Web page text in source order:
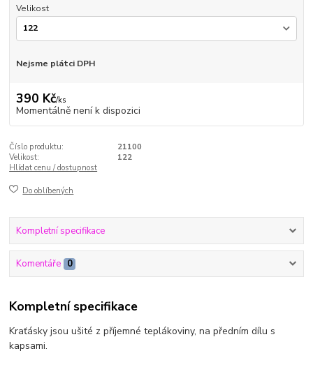
Velikost
Nejsme plátci DPH
390 Kč/ks
Momentálně není k dispozici
Číslo produktu:
21100
Velikost:
122
Hlídat cenu / dostupnost
Do oblíbených
Kompletní specifikace
Komentáře 0
Kompletní specifikace
Kraťásky jsou ušité z příjemné teplákoviny, na předním dílu s
kapsami.